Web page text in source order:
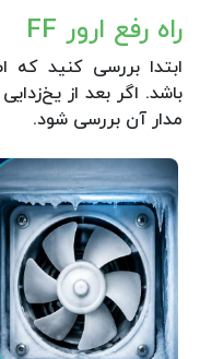
راه رفع ارور FF
ابتدا بررسی کنید
باشد. اگر بعد از
مدار آن بررسی شود.